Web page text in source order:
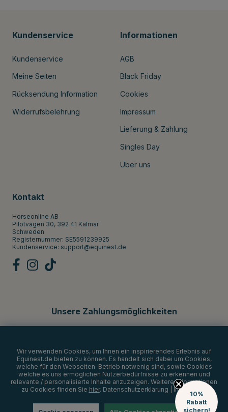
Kundenservice
Kundenservice
Meine Seiten
Rücksendung Information
Widerrufsbelehrung
Informationen
AGB
Black Friday
Cookies
Impressum
Lieferung & Zahlung
Singles Day
Über uns
Kontakt
Horseonline AB
Pilotvägen 30, 392 41 Kalmar
Schweden
Registernummer: SE5591239925
Kundenservice: support@equinest.de
Unsere Zahlungsmöglichkeiten
Wir verwenden Cookies, um Ihnen ein inspirierendes Erlebnis auf
Equinest.de bieten zu können. Es handelt sich dabei um Cookies,
welche für den Webseiten-Betrieb notwenig sind, sowie Cookies
welche es uns ermöglichen Nutzerbedürfnisse zu erkennen und
relevante / personalisierte Inhalte anzuzeigen. Weitere Informationen
zu Cookies finden Sie hier. Datenschutzerklärung Impressum
10%
Rabatt
sichern!